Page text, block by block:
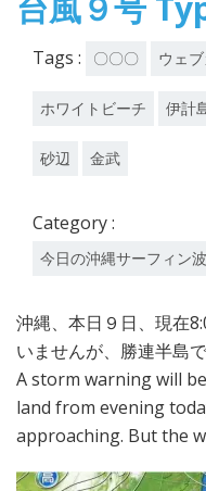
Tags : 〇〇〇 ウェ
ホワイトビーチ 伊計
砂辺 金武
Category :
今日の沖縄サーフィン
沖縄、本日９日、現在
いませんが、勝連半島
A storm warning will
land from evening
approaching. But the